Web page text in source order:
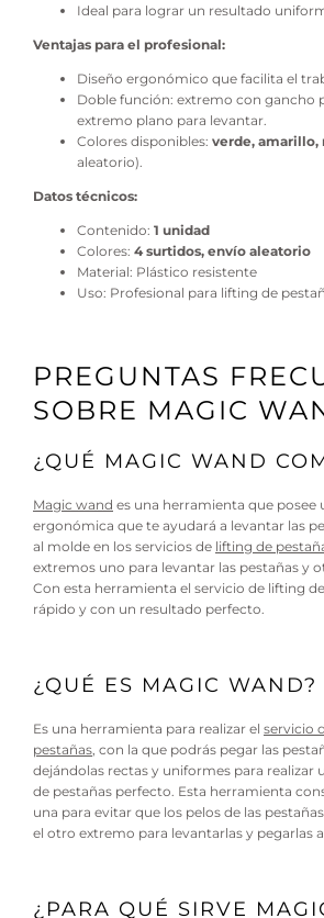
Ideal para lograr un resultado
Ventajas para el profesional:
Diseño ergonómico que facilita el
Doble función: extremo con gancho
extremo plano para levantar.
Colores disponibles: verde, amarillo,
aleatorio).
Datos técnicos:
Contenido: 1 unidad
Colores: 4 surtidos, envío aleatorio
Material: Plástico resistente
Uso: Profesional para lifting de
PREGUNTAS
SOBRE MAGIC
¿QUÉ MAGIC WAND
Magic wand es una herramienta que posee
ergonómica que te ayudará a levantar las
al molde en los servicios de lifting de
extremos uno para levantar las pestañas y
Con esta herramienta el servicio de lifting
rápido y con un resultado perfecto.
¿QUÉ ES MAGIC WAND?
Es una herramienta para realizar el servicio
pestañas , con la que podrás pegar las
dejándolas rectas y uniformes para realizar
de pestañas perfecto. Esta herramienta
una para evitar que los pelos de las
el otro extremo para levantarlas y pegarlas
¿PARA QUÉ SIRVE